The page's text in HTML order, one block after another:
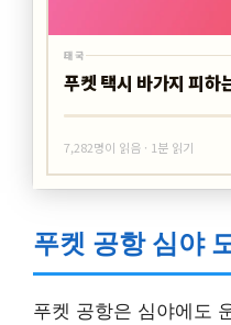
태국
푸켓 택시 바가지 피하
7,282명이 읽음 · 1분 읽기
푸켓 공항 심야
푸켓 공항은 심야에도